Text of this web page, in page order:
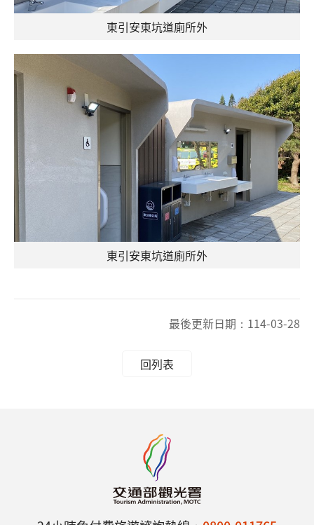
東引安東坑道廁所外
東引安東坑道廁所外
最後更新日期： 114-03-28
回列表